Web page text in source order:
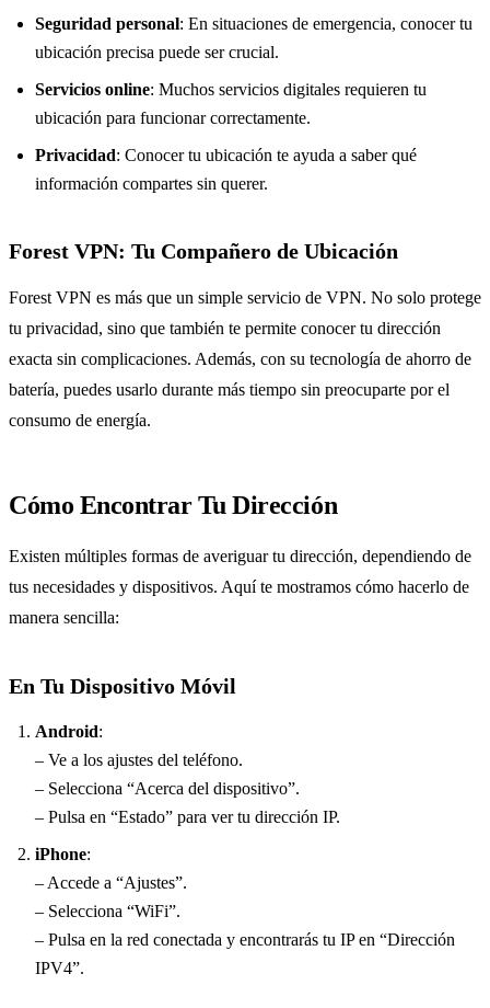
Seguridad personal: En situaciones de emergencia, conocer tu
ubicación precisa puede ser crucial.
Servicios online: Muchos servicios digitales requieren tu
ubicación para funcionar correctamente.
Privacidad: Conocer tu ubicación te ayuda a saber qué
información compartes sin querer.
Forest VPN: Tu Compañero de Ubicación
Forest VPN es más que un simple servicio de VPN. No solo protege
tu privacidad, sino que también te permite conocer tu dirección
exacta sin complicaciones. Además, con su tecnología de ahorro de
batería, puedes usarlo durante más tiempo sin preocuparte por el
consumo de energía.
Cómo Encontrar Tu Dirección
Existen múltiples formas de averiguar tu dirección, dependiendo de
tus necesidades y dispositivos. Aquí te mostramos cómo hacerlo de
manera sencilla:
En Tu Dispositivo Móvil
Android:
– Ve a los ajustes del teléfono.
– Selecciona “Acerca del dispositivo”.
– Pulsa en “Estado” para ver tu dirección IP.
iPhone:
– Accede a “Ajustes”.
– Selecciona “WiFi”.
– Pulsa en la red conectada y encontrarás tu IP en “Dirección
IPV4”.